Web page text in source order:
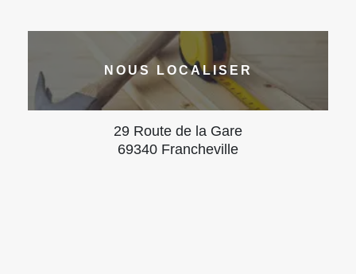
NOUS LOCALISER
29 Route de la Gare
69340 Francheville